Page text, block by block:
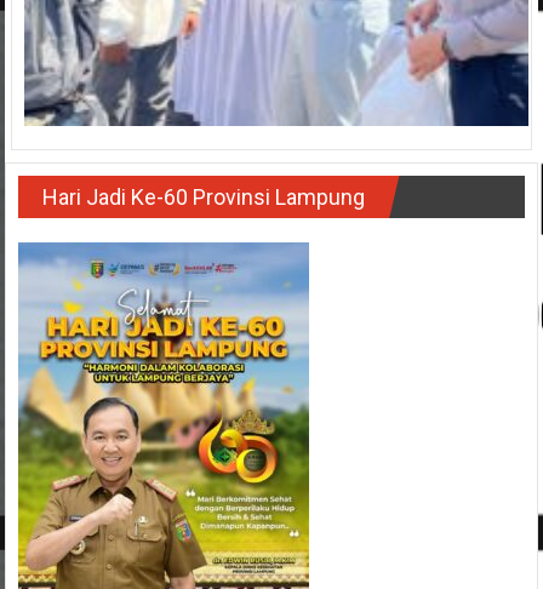
Hari Jadi Ke-60 Provinsi Lampung